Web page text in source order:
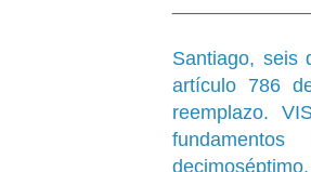
Santiago, seis
artículo 786
reemplazo.